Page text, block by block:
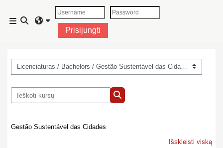
Šoninis skydelis
Perjungti paieškos įvestį
Prisijungti
Kursų kategorijos
Ieškoti kursų
Ieškoti kursų
Gestão Sustentável das Cidades
Išskleisti viską